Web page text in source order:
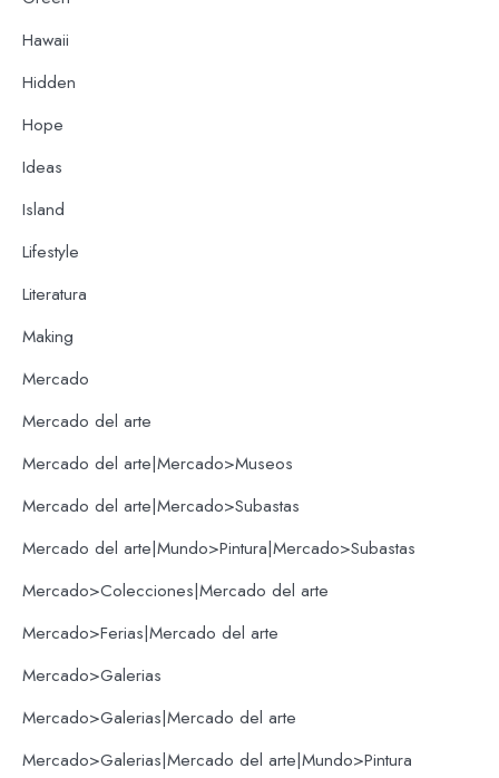
Hawaii
Hidden
Hope
Ideas
Island
Lifestyle
Literatura
Making
Mercado
Mercado del arte
Mercado del arte|Mercado>Museos
Mercado del arte|Mercado>Subastas
Mercado del arte|Mundo>Pintura|Mercado>Subastas
Mercado>Colecciones|Mercado del arte
Mercado>Ferias|Mercado del arte
Mercado>Galerias
Mercado>Galerias|Mercado del arte
Mercado>Galerias|Mercado del arte|Mundo>Pintura